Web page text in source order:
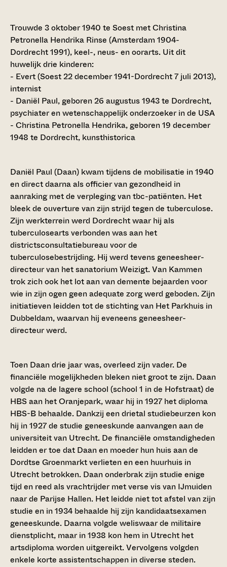
Trouwde 3 oktober 1940 te Soest met Christina
Petronella Hendrika Rinse (Amsterdam 1904-
Dordrecht 1991), keel-, neus- en oorarts. Uit dit
huwelijk drie kinderen:
- Evert (Soest 22 december 1941-Dordrecht 7 juli 2013),
internist
- Daniël Paul, geboren 26 augustus 1943 te Dordrecht,
psychiater en wetenschappelijk onderzoeker in de USA
- Christina Petronella Hendrika, geboren 19 december
1948 te Dordrecht, kunsthistorica
Daniël Paul (Daan) kwam tijdens de mobilisatie in 1940
en direct daarna als officier van gezondheid in
aanraking met de verpleging van tbc-patiënten. Het
bleek de ouverture van zijn strijd tegen de tuberculose.
Zijn werkterrein werd Dordrecht waar hij als
tuberculosearts verbonden was aan het
districtsconsultatiebureau voor de
tuberculosebestrijding. Hij werd tevens geneesheer-
directeur van het sanatorium Weizigt. Van Kammen
trok zich ook het lot aan van demente bejaarden voor
wie in zijn ogen geen adequate zorg werd geboden. Zijn
initiatieven leidden tot de stichting van Het Parkhuis in
Dubbeldam, waarvan hij eveneens geneesheer-
directeur werd.
Toen Daan drie jaar was, overleed zijn vader. De
financiële mogelijkheden bleken niet groot te zijn. Daan
volgde na de lagere school (school 1 in de Hofstraat) de
HBS aan het Oranjepark, waar hij in 1927 het diploma
HBS-B behaalde. Dankzij een drietal studiebeurzen kon
hij in 1927 de studie geneeskunde aanvangen aan de
universiteit van Utrecht. De financiële omstandigheden
leidden er toe dat Daan en moeder hun huis aan de
Dordtse Groenmarkt verlieten en een huurhuis in
Utrecht betrokken. Daan onderbrak zijn studie enige
tijd en reed als vrachtrijder met verse vis van IJmuiden
naar de Parijse Hallen. Het leidde niet tot afstel van zijn
studie en in 1934 behaalde hij zijn kandidaatsexamen
geneeskunde. Daarna volgde weliswaar de militaire
dienstplicht, maar in 1938 kon hem in Utrecht het
artsdiploma worden uitgereikt. Vervolgens volgden
enkele korte assistentschappen in diverse steden.